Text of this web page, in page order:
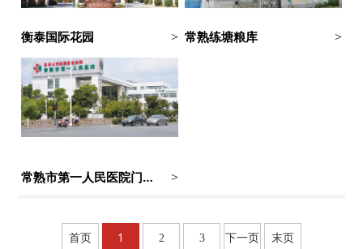
衡泰国际花园 > 常熟练塘粮库 >
常熟市第一人民医院门诊大楼装饰工程 >
首页 1 2 3 下一页 末页